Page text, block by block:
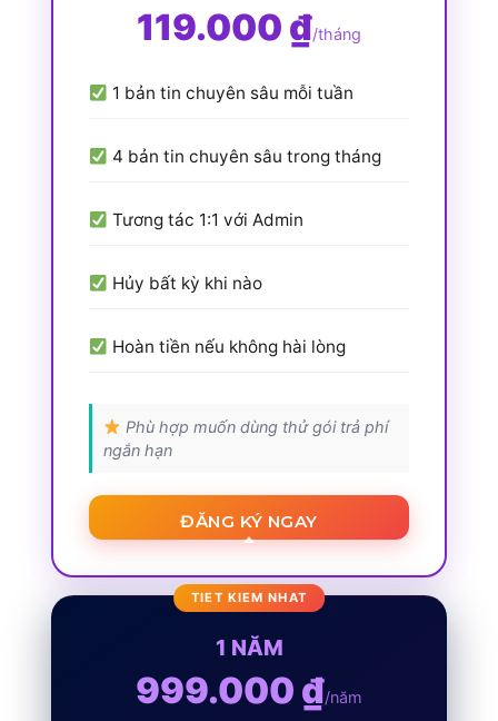
119.000 ₫/tháng
1 bản tin chuyên sâu mỗi tuần
4 bản tin chuyên sâu trong tháng
Tương tác 1:1 với Admin
Hủy bất kỳ khi nào
Hoàn tiền nếu không hài lòng
Phù hợp muốn dùng thử gói trả phí
ngắn hạn
ĐĂNG KÝ NGAY
1 NĂM
999.000 ₫/năm